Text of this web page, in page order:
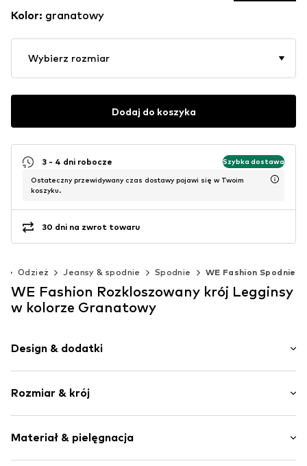
Kolor: granatowy
Wybierz rozmiar
Dodaj do koszyka
3 - 4 dni robocze Szybka dostawa
Ostateczny przewidywany czas dostawy pojawi się w Twoim
koszyku.
30 dni na zwrot towaru
Odzież Jeansy & spodnie Spodnie WE Fashion Spodnie
WE Fashion Rozkloszowany krój Legginsy
w kolorze Granatowy
Design & dodatki
Dżersej
Elastyczne zakończenie/szew
Szwy w jednym odcieniu
Nr artykułu WEFdmt1001000008
Rozmiar & krój
Długość: Długi / Maxi
Krój: Rozkloszowany krój
Materiał & pielęgnacja